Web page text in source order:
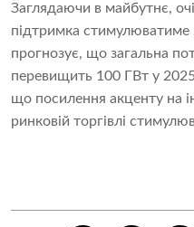
Заглядаючи в майбутнє,
підтримка
прогнозує, що загальна
перевищить 100 ГВт у 2025
що посилення акценту на
ринковій торгівлі